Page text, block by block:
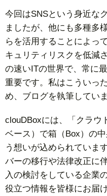
今回はSNSという身近な
ましたが、他にも多種多
らを活用することによっ
キュリティリスクを低減
の速いITの世界で、常に
重要です。私はこういっ
め、ブログを執筆していま
clouDBoxには、「クラウ
ベース）で箱（Box）の
う想いが込められていま
バーの移行や法律改正に
入の検討をしている企業
役立つ情報を皆様にお届